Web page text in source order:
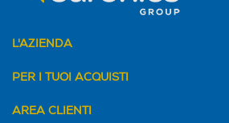
L'AZIENDA
PER I TUOI ACQUISTI
AREA CLIENTI